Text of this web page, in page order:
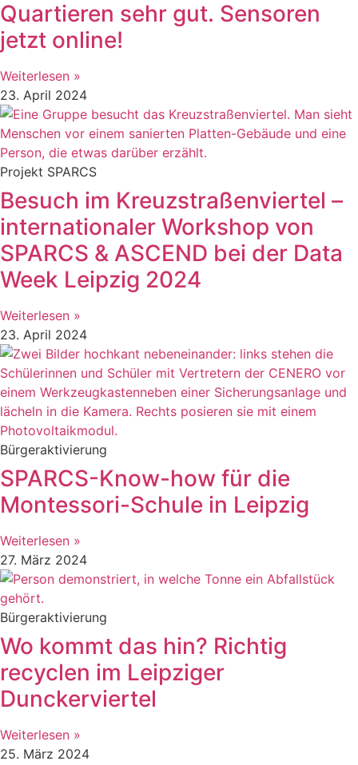
Quartieren sehr gut. Sensoren
jetzt online!
Weiterlesen »
23. April 2024
Projekt SPARCS
Besuch im Kreuzstraßenviertel –
internationaler Workshop von
SPARCS & ASCEND bei der Data
Week Leipzig 2024
Weiterlesen »
23. April 2024
Bürgeraktivierung
SPARCS-Know-how für die
Montessori-Schule in Leipzig
Weiterlesen »
27. März 2024
Bürgeraktivierung
Wo kommt das hin? Richtig
recyclen im Leipziger
Dunckerviertel
Weiterlesen »
25. März 2024